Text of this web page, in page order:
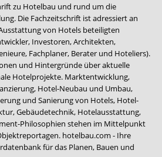
zu Hotelbau und rund um die
Die Fachzeitschrift ist adressiert an
von Hotels beteiligten
Investoren, Architekten,
Fachplaner, Berater und Hoteliers).
und Hintergründe über aktuelle
Hotelprojekte. Marktentwicklung,
Hotel-Neubau und Umbau,
und Sanierung von Hotels, Hotel-
Gebäudetechnik, Hotelausstattung,
Philosophien stehen im Mittelpunkt
hotelbau.com - Ihre
für das Planen, Bauen und